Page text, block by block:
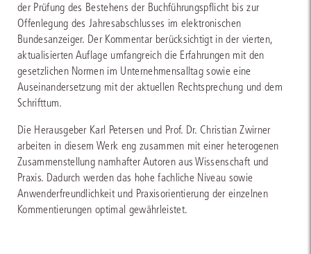
der Prüfung des Bestehens der Buchführungspflicht bis zur
Offenlegung des Jahresabschlusses im elektronischen
Bundesanzeiger. Der Kommentar berücksichtigt in der vierten,
aktualisierten Auflage umfangreich die Erfahrungen mit den
gesetzlichen Normen im Unternehmensalltag sowie eine
Auseinandersetzung mit der aktuellen Rechtsprechung und dem
Schrifttum.
Die Herausgeber Karl Petersen und Prof. Dr. Christian Zwirner
arbeiten in diesem Werk eng zusammen mit einer heterogenen
Zusammenstellung namhafter Autoren aus Wissenschaft und
Praxis. Dadurch werden das hohe fachliche Niveau sowie
Anwenderfreundlichkeit und Praxisorientierung der einzelnen
Kommentierungen optimal gewährleistet.